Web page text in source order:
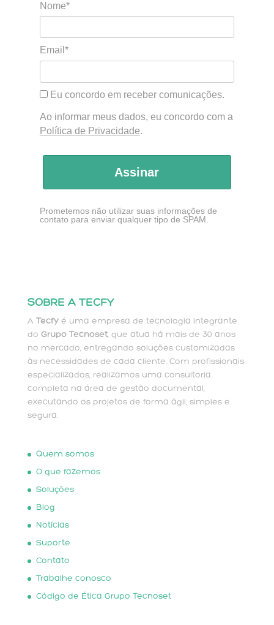
Nome*
Email*
Eu concordo em receber comunicações.
Ao informar meus dados, eu concordo com a
Política de Privacidade.
Assinar
Prometemos não utilizar suas informações de
contato para enviar qualquer tipo de SPAM.
SOBRE A TECFY
A Tecfyé uma empresa de tecnologia integrante
do Grupo Tecnoset, que atua há mais de 30 anos
no mercado, entregando soluções customizadas
às necessidades de cada cliente. Com profissionais
especializados, realizamos uma consultoria
completa na área de gestão documental,
executando os projetos de forma ágil, simples e
segura.
Quem somos
O que fazemos
Soluções
Blog
Notícias
Suporte
Contato
Trabalhe conosco
Código de Ética Grupo Tecnoset